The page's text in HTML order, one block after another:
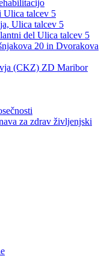
Ulica talcev 5
Ulica talcev 5
del Ulica talcev 5
20 in Dvorakova
(CKZ) ZD Maribor
za zdrav življenjski